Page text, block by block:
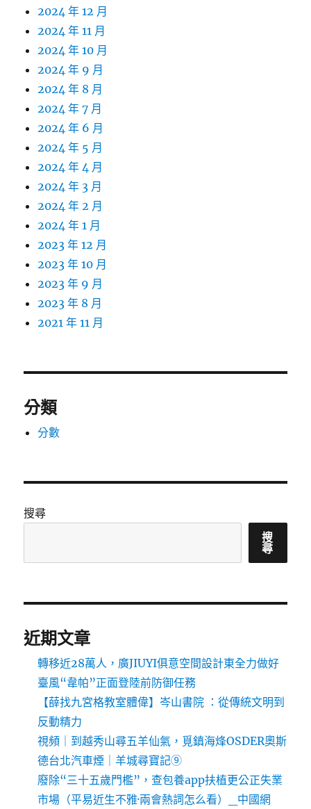
2024 年 12 月
2024 年 11 月
2024 年 10 月
2024 年 9 月
2024 年 8 月
2024 年 7 月
2024 年 6 月
2024 年 5 月
2024 年 4 月
2024 年 3 月
2024 年 2 月
2024 年 1 月
2023 年 12 月
2023 年 10 月
2023 年 9 月
2023 年 8 月
2021 年 11 月
分類
分數
搜尋
搜
尋
近期文章
轉移近28萬人，廣JIUYI俱意空間設計東全力做好
臺風“韋帕”正面登陸前防御任務
【薛找九宮格教室體偉】岑山書院 ：從傳統文明到
反動精力
視頻｜到越秀山尋五羊仙氣，覓鎮海烽OSDER奧斯
德台北汽車煙｜羊城尋寶記⑨
廢除“三十五歲門檻”，查包養app扶植更公正失業
市場（平易近生不雅·兩會熱詞怎么看）_中國網